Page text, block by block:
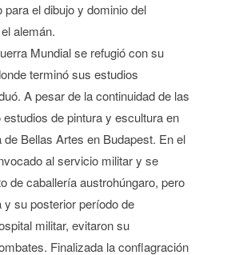
el dibujo y dominio del
alemán.
Mundial se refugió con su
terminó sus estudios
A pesar de la continuidad de las
de pintura y escultura en
Bellas Artes en Budapest. En el
al servicio militar y se
de caballería austrohúngaro, pero
y su posterior período de
militar, evitaron su
Finalizada la conflagración